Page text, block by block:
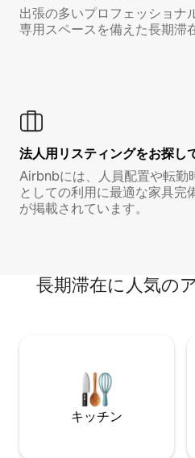
出張の多いプロフェッショナ
専用スペースを備えた長期滞
法人用リスティングをお探し
Airbnbには、人員配置や転勤
としての利用に最適な家具完
が掲載されています。
長期滞在に人気の
キッチン